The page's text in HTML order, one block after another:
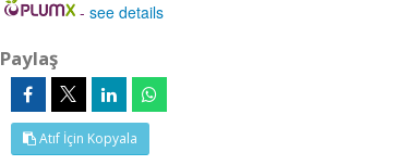
-see details
Paylaş
Atıf İçin Kopyala